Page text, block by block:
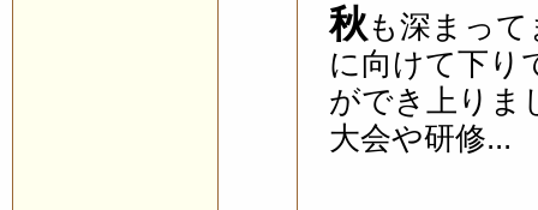
秋も深まっ
に向けて下り
ができ上りま
大会や研修...